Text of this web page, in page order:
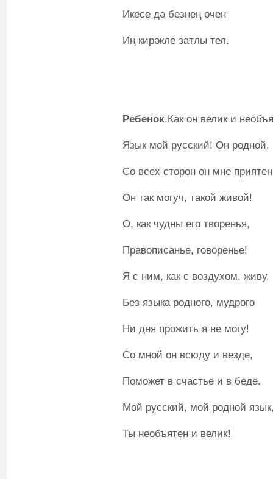
Икесе дә безнең өчен
Иң кирәкле затлы тел.
Ребенок.Как он велик и
Язык мой русский! Он родной,
Со всех сторон он мне
Он так могуч, такой живой!
О, как чудны его творенья,
Правописанье, говоренье!
Я с ним, как с воздухом, живу.
Без языка родного, мудрого
Ни дня прожить я не могу!
Со мной он всюду и везде,
Поможет в счастье и в беде.
Мой русский, мой родной
Ты необъятен и велик!